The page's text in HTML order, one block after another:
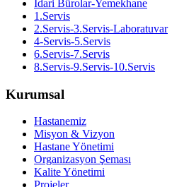
İdari Bürolar-Yemekhane
1.Servis
2.Servis-3.Servis-Laboratuvar
4-Servis-5.Servis
6.Servis-7.Servis
8.Servis-9.Servis-10.Servis
Kurumsal
Hastanemiz
Misyon & Vizyon
Hastane Yönetimi
Organizasyon Şeması
Kalite Yönetimi